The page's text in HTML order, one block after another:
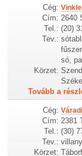
Cég:
Cím: 2640
Tel.: (20)
Tev.:
só,
Körzet:
Tovább a
Cég:
Cím: 2381
Tel.: (30)
Tev.:
Körzet: